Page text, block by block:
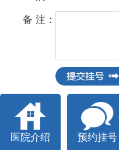
备 注：
医院介绍 预约挂号